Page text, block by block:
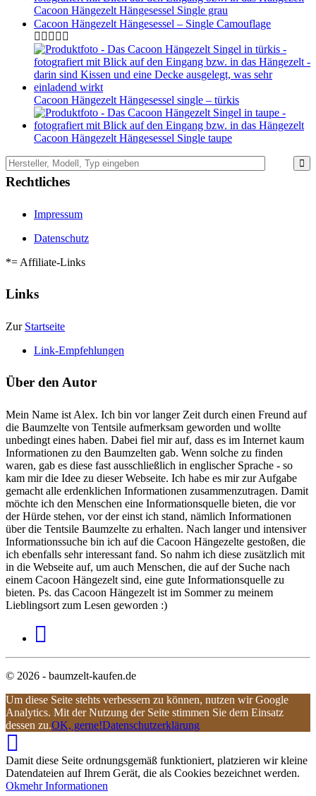
Cacoon Hängezelt Hängesessel Single grau
Cacoon Hängezelt Hängesessel – Single Camouflage
Cacoon Hängezelt Hängesessel single – türkis
Cacoon Hängezelt Hängesessel Single taupe
Rechtliches
Impressum
Datenschutz
*= Affiliate-Links
Links
Zur Startseite
Link-Empfehlungen
Über den Autor
Mein Name ist Alex. Ich bin vor langer Zeit durch einen Freund auf
die Baumzelte von Tentsile aufmerksam geworden und wollte
unbedingt eines haben. Dabei fiel mir auf, dass es im Internet kaum
Informationen zu den Baumzelten gab. Wenn solche zu finden
waren, gab es diese fast ausschließlich in englischer Sprache - so
kam mir die Idee zu dieser Webseite. Ich habe es mir zur Aufgabe
gemacht alle erdenklichen Informationen zusammenzutragen. Damit
möchte ich den Menschen eine Informationsquelle bieten, die vor
der Hürde stehen, vor der einst ich stand, nämlich Informationen
über die Tentsile Baumzelte zu erhalten. Nach langer und intensiver
Informationssuche bin ich auf die Cacoon Hängezelte gestoßen, die
ich ebenfalls sehr interessant fand. So nahm ich diese zusätzlich mit
in die Webseite auf, um auch Menschen, die auf der Suche nach
einem Cacoon Hängezelt sind, eine gute Informationsquelle zu
bieten. Ps. das Cacoon Hängezelt ist im Sommer zu meinem
Lieblingsort zum Lesen geworden :)
© 2026 - baumzelt-kaufen.de
Um diese Seite stehts verbessern zu können, nutzen wir Google
Analytics. Mit der Nutzung der Seite stimmen Sie dem Einsatz
dessen zu.OK, gerne!Datenschutzerklärung
Damit diese Seite ordnungsgemäß funktioniert, platzieren wir kleine
Datendateien auf Ihrem Gerät, die als Cookies bezeichnet werden.
Okmehr Informationen